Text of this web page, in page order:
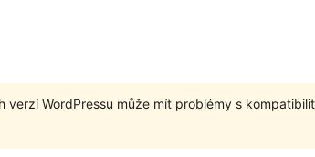
WordPressu může mít problémy s